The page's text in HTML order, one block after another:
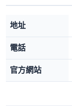
地址
電話
官方網站